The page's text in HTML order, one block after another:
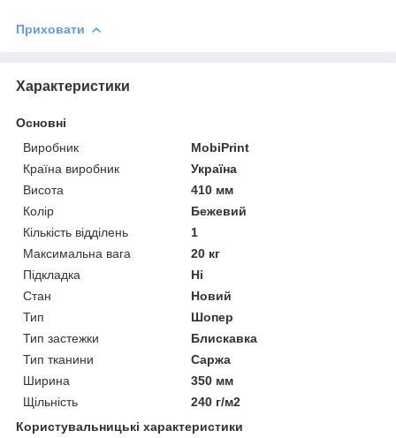
Приховати
Характеристики
Основні
Виробник
MobiPrint
Країна виробник
Україна
Висота
410 мм
Колір
Бежевий
Кількість відділень
1
Максимальна вага
20 кг
Підкладка
Ні
Стан
Новий
Тип
Шопер
Тип застежки
Блискавка
Тип тканини
Саржа
Ширина
350 мм
Щільність
240 г/м2
Користувальницькі характеристики